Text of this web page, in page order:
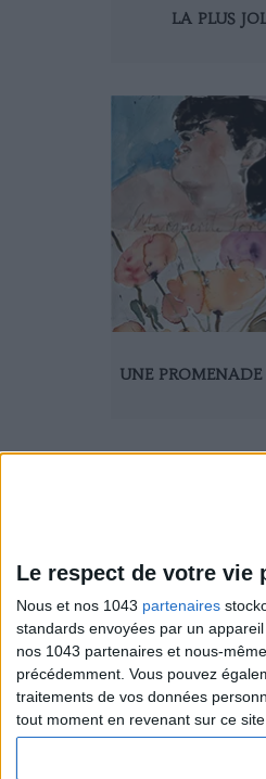
Le respect de votre
Nous et nos 1043 partenaires
standards envoyées par un
nos 1043 partenaires et nous-
précédemment. Vous pouvez
traitements de vos données
tout moment en revenant sur ce
LA PLUS
UNE
Sexo
Société